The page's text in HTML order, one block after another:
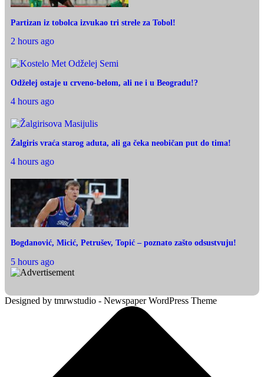
Partizan iz tobolca izvukao tri strele za Tobol!
2 hours ago
Odželej ostaje u crveno-belom, ali ne i u Beogradu!?
4 hours ago
Žalgiris vraća starog aduta, ali ga čeka neobičan put do tima!
4 hours ago
Bogdanović, Micić, Petrušev, Topić – poznato zašto odsustvuju!
5 hours ago
Designed by tmrwstudio - Newspaper WordPress Theme